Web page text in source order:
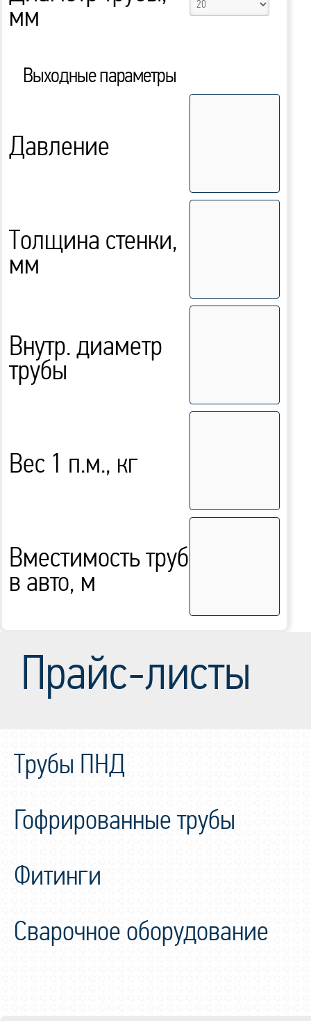
мм
Выходные параметры
Давление
Толщина стенки,
мм
Внутр. диаметр
трубы
Вес 1 п.м., кг
Вместимость труб
в авто, м
Прайс-листы
Трубы ПНД
Гофрированные трубы
Фитинги
Сварочное оборудование